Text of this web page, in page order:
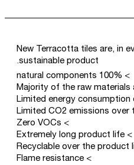
New Terracotta tiles are, in
sustainable product.
> 100% natural components
> Zero VOCs
> Extremely long product life
> Flame resistance